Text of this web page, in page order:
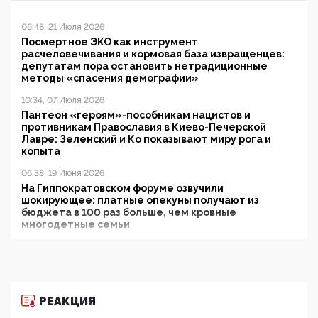
06:48, 21 Июля 2026
Посмертное ЭКО как инструмент
расчеловечивания и кормовая база извращенцев:
депутатам пора остановить нетрадиционные
методы «спасения демографии»
10:34, 07 Июля 2026
Пантеон «героям»-пособникам нацистов и
противникам Православия в Киево-Печерской
Лавре: Зеленский и Ко показывают миру рога и
копыта
06:38, 19 Июня 2026
На Гиппократовском форуме озвучили
шокирующее: платные опекуны получают из
бюджета в 100 раз больше, чем кровные
многодетные семьи
11:53, 09 Июня 2026
РЕАКЦИЯ